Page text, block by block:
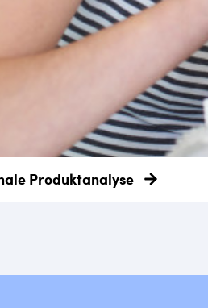
Produktanalyse